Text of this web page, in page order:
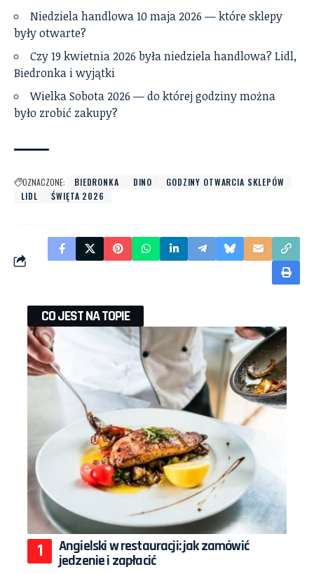
Niedziela handlowa 10 maja 2026 — które sklepy
były otwarte?
Czy 19 kwietnia 2026 była niedziela handlowa? Lidl,
Biedronka i wyjątki
Wielka Sobota 2026 — do której godziny można
było zrobić zakupy?
OZNACZONE: BIEDRONKA DINO
GODZINY OTWARCIA SKLEPÓW
LIDL
ŚWIĘTA 2026
CO JEST NA TOPIE
Angielski w restauracji: jak zamówić
jedzenie i zapłacić